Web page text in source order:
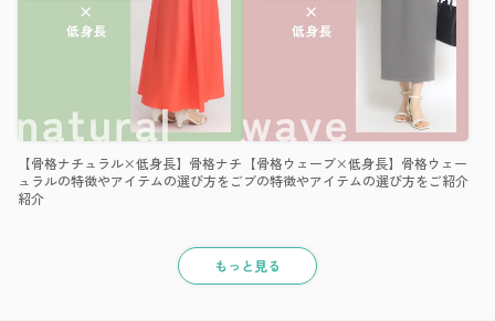
【骨格ナチュラル×低身長】骨格ナチ
ュラルの特徴やアイテムの選び方をご
紹介
【骨格ウェーブ×低身長】骨格ウェー
ブの特徴やアイテムの選び方をご紹介
もっと見る